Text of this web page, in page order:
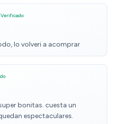
lo volveri a acomprar
bonitas. cuesta un
espectaculares.